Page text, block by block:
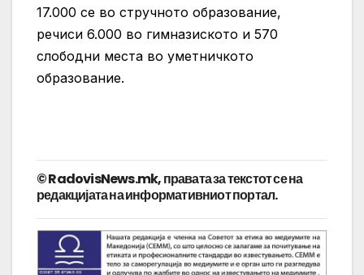
17.000 се во стручното образование,
речиси 6.000 во гимназиското и 570
слободни места во уметничкото
образование.
© RadovisNews.mk, правата за текстот се на
редакцијата на информативниот портал.